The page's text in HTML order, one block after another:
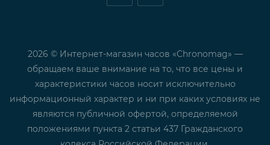
2026 © Интернет-магазин часов «Chronomag» —
обращаем ваше внимание на то, что все цены и
характеристики часов носит исключительно
информационный характер и ни при каких условиях не
являются публичной офертой, определяемой
положениями пункта 2 статьи 437 Гражданского